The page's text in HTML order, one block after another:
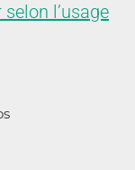
l’usage